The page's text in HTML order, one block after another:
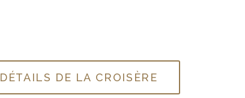
DÉTAILS DE LA CROISÈRE